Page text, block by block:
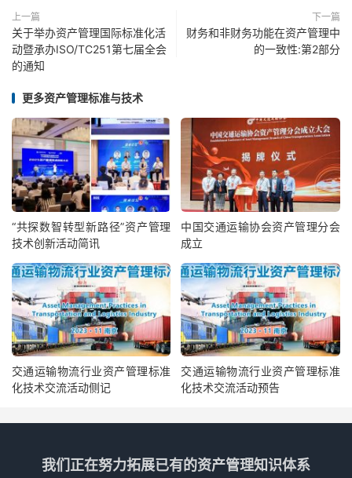
上一篇
关于举办资产管理国际标准化活
动暨承办ISO/TC251第七届全会
的通知
下一篇
财务和非财务功能在资产管理中
的一致性:第2部分
更多资产管理标准与技术
“共探数智转型新路径”资产管理
技术创新活动简讯
中国交通运输协会资产管理分会
成立
交通运输物流行业资产管理标准
化技术交流活动侧记
交通运输物流行业资产管理标准
化技术交流活动预告
我们正在努力拓展已有的资产管理知识体系